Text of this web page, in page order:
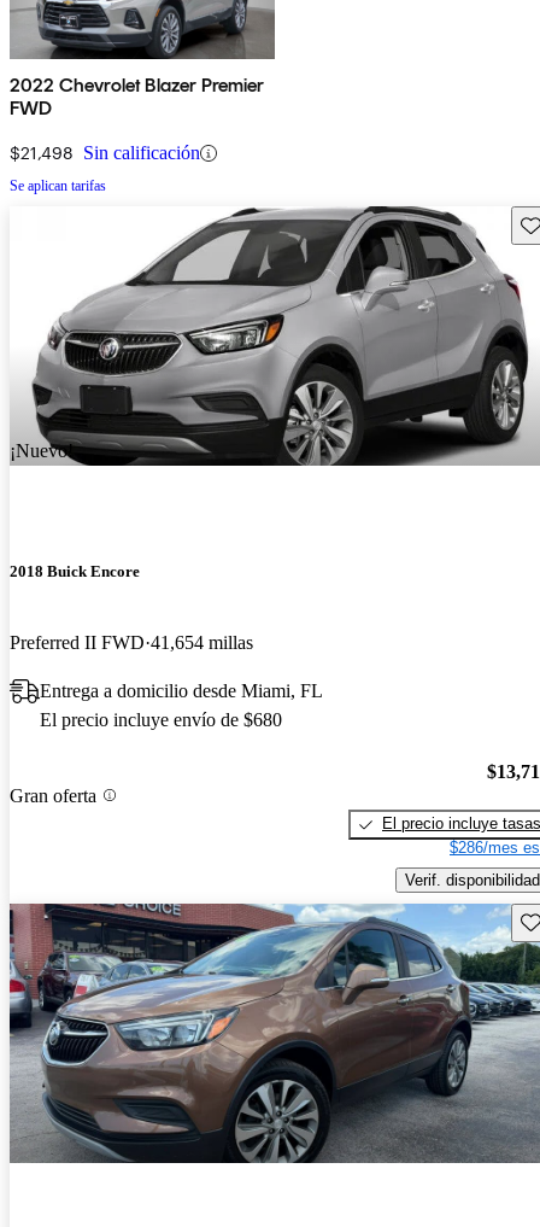
2022 Chevrolet Blazer Premier
FWD
$21,498 Sin calificación
Se aplican tarifas
¡Nuevo!
2018 Buick Encore
Preferred II FWD 41,654 millas
Entrega a domicilio desde Miami, FL
El precio incluye envío de $680
Gran oferta
El precio incluye tasas
$286/mes
Verif. disponibilidad